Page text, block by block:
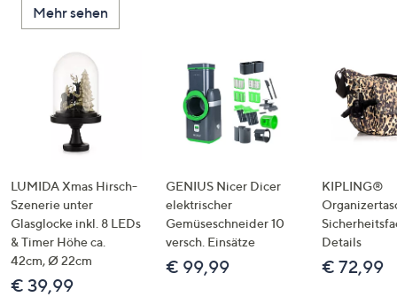
Mehr sehen
LUMIDA Xmas Hirsch-
Szenerie unter
Glasglocke inkl. 8 LEDs
& Timer Höhe ca.
42cm, Ø 22cm
€ 39,99
GENIUS Nicer Dicer
elektrischer
Gemüseschneider 10
versch. Einsätze
€ 99,99
KIPLING®
Details
€ 72,99